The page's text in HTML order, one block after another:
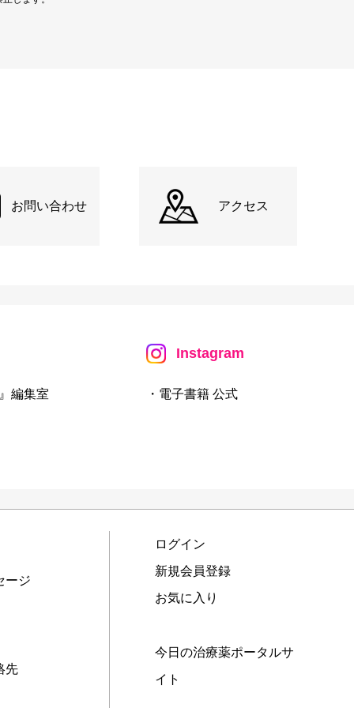
お問い合わせ アクセス
編集室
Instagram
・電子書籍 公式
ージ
先
ログイン
新規会員登録
お気に入り
今日の治療薬ポータルサ
イト